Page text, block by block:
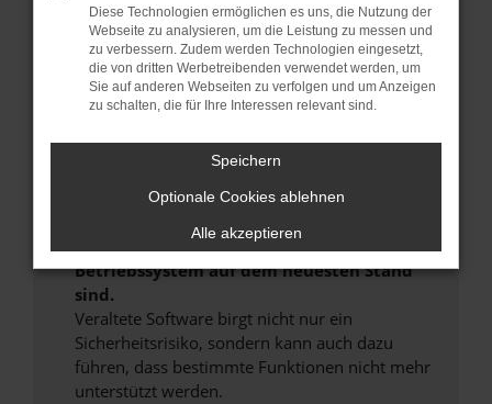
Prüfe deine Browsererweiterungen.
Manche Erweiterungen, wie Werbeblocker,
können das Laden bestimmter Seiten
verhindern. Funktioniert die Seite in einem
anderen Browser oder in einem privaten
Starte dein Gerät neu.
Das kann manchmal helfen, vorübergehende
Stelle sicher, dass dein Browser und dein
Betriebssystem auf dem neuesten Stand
sind.
Veraltete Software birgt nicht nur ein
Sicherheitsrisiko, sondern kann auch dazu
führen, dass bestimmte Funktionen nicht mehr
unterstützt werden.
Diese Technologien ermöglichen es uns, die Nutzung der
Webseite zu analysieren, um die Leistung zu messen und
zu verbessern. Zudem werden Technologien eingesetzt,
die von dritten Werbetreibenden verwendet werden, um
Sie auf anderen Webseiten zu verfolgen und um Anzeigen
zu schalten, die für Ihre Interessen relevant sind.
Speichern
Optionale Cookies ablehnen
Alle akzeptieren